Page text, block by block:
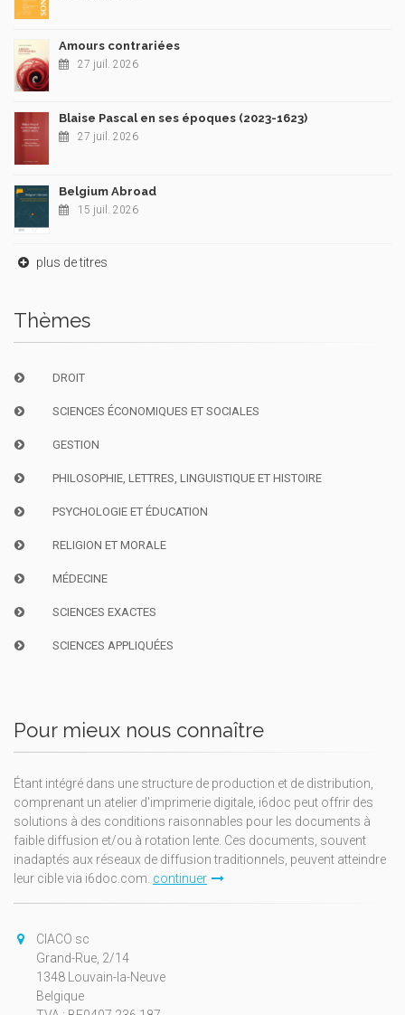
Amours contrariées
27 juil. 2026
Blaise Pascal en ses époques (2023-1623)
27 juil. 2026
Belgium Abroad
15 juil. 2026
plus de titres
Thèmes
DROIT
SCIENCES ÉCONOMIQUES ET SOCIALES
GESTION
PHILOSOPHIE, LETTRES, LINGUISTIQUE ET HISTOIRE
PSYCHOLOGIE ET ÉDUCATION
RELIGION ET MORALE
MÉDECINE
SCIENCES EXACTES
SCIENCES APPLIQUÉES
Pour mieux nous connaître
Étant intégré dans une structure de production et de distribution,
comprenant un atelier d'imprimerie digitale, i6doc peut offrir des
solutions à des conditions raisonnables pour les documents à
faible diffusion et/ou à rotation lente. Ces documents, souvent
inadaptés aux réseaux de diffusion traditionnels, peuvent atteindre
leur cible via i6doc.com. continuer
CIACO sc
Grand-Rue, 2/14
1348 Louvain-la-Neuve
Belgique